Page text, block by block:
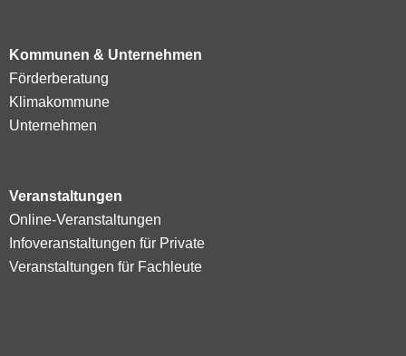
Kommunen & Unternehmen
Förderberatung
Klimakommune
Unternehmen
Veranstaltungen
Online-Veranstaltungen
Infoveranstaltungen für Private
Veranstaltungen für Fachleute